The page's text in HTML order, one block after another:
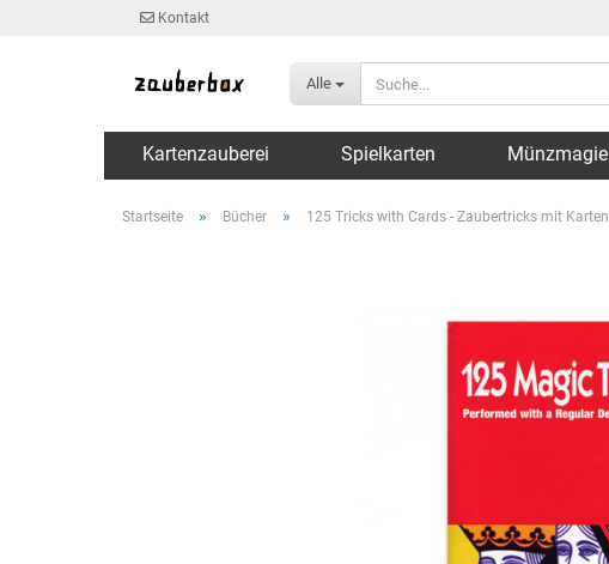
Kontakt
Alle
Kartenzauberei Spielkarten Münzmagie
Startseite » Bücher » 125 Tricks with Cards - Zaubertricks mit Karten